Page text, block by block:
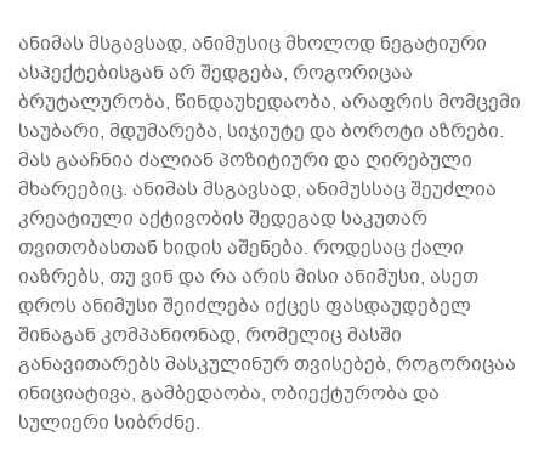
ანიმას მსგავსად, ანიმუსიც მხოლოდ ნეგატიური
ასპექტებისგან არ შედგება, როგორიცაა
ბრუტალურობა, წინდაუხედაობა, არაფრის მომცემი
საუბარი, მდუმარება, სიჯიუტე და ბოროტი აზრები.
მას გააჩნია ძალიან პოზიტიური და ღირებული
მხარეებიც. ანიმას მსგავსად, ანიმუსსაც შეუძლია
კრეატიული აქტივობის შედეგად საკუთარ
თვითობასთან ხიდის აშენება. როდესაც ქალი
იაზრებს, თუ ვინ და რა არის მისი ანიმუსი, ასეთ
დროს ანიმუსი შეიძლება იქცეს ფასდაუდებელ
შინაგან კომპანიონად, რომელიც მასში
განავითარებს მასკულინურ თვისებებ, როგორიცაა
ინიციატივა, გამბედაობა, ობიექტურობა და
სულიერი სიბრძნე.